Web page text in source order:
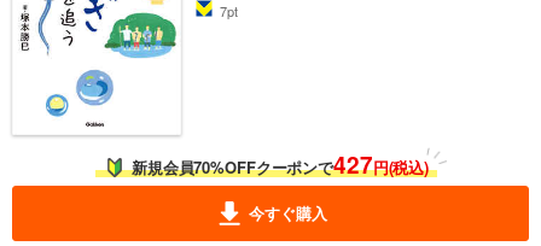
7pt
新規会員70%OFFクーポンで427円(税込)
今すぐ購入